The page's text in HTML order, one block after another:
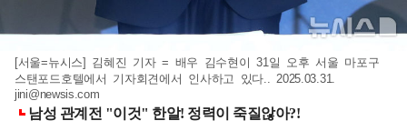
[서울=뉴시스] 김혜진 기자 = 배우 김수현이 31일 오후 서울 마포구
스탠포드호텔에서 기자회견에서 인사하고 있다.. 2025.03.31.
jini@newsis.com